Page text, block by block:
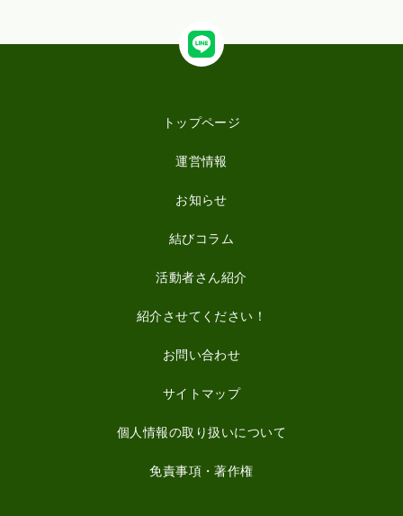
トップページ
運営情報
お知らせ
結びコラム
活動者さん紹介
紹介させてください！
お問い合わせ
サイトマップ
個人情報の取り扱いについて
免責事項・著作権